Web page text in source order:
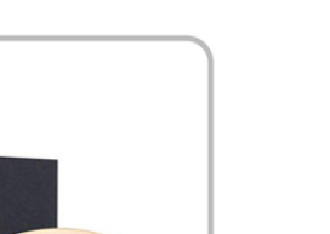
عطر زنانه گرم